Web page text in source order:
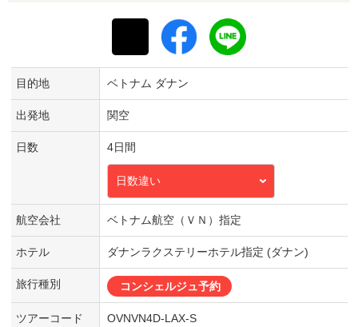
目的地 ベトナム ダナン
出発地 関空
日数 4日間
日数違い
航空会社 ベトナム航空（ＶＮ）指定
ホテル ダナンラクステリーホテル指定 (ダナン)
旅行種別 コンシェルジュ予約
ツアーコード OVNVN4D-LAX-S